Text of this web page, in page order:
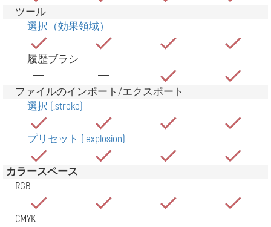
ツール
選択（効果領域）
履歴ブラシ
ファイルのインポート/エクスポート
選択 (.stroke)
プリセット (.explosion)
カラースペース
RGB
CMYK